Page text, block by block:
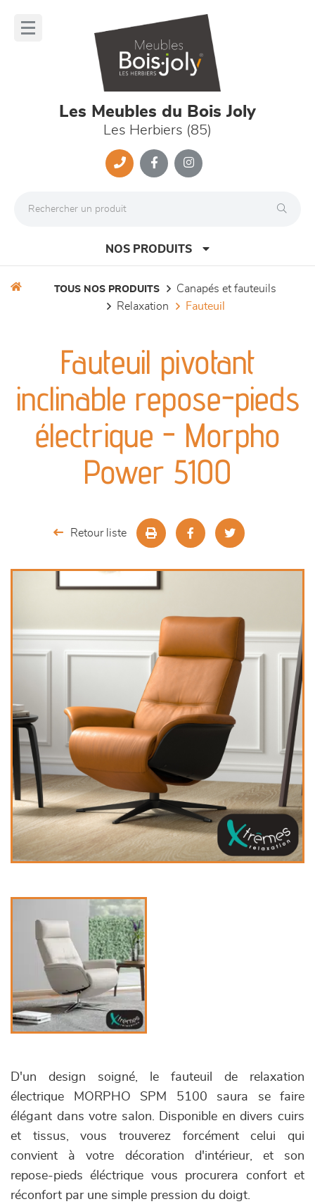
Les Meubles du Bois Joly
Les Herbiers (85)
NOS PRODUITS
meubles de complément
chambres et dressing
TOUS NOS PRODUITS
canapés et fauteuils
relaxation
fauteuil
Fauteuil pivotant
inclinable repose-pieds
électrique - Morpho
Power 5100
Retour liste
D'un design soigné, le fauteuil de relaxation
électrique MORPHO SPM 5100 saura se faire
élégant dans votre salon. Disponible en divers cuirs
et tissus, vous trouverez forcément celui qui
convient à votre décoration d'intérieur, et son
repose-pieds éléctrique vous procurera confort et
réconfort par une simple pression du doigt.